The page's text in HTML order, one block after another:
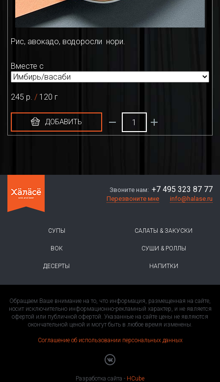
Рис, авокадо, водоросли нори.
Вместе с
245 р. / 120 г
ДОБАВИТЬ
СУПЫ САЛАТЫ & ЗАКУСКИ
ВОК СУШИ & РОЛЛЫ
ДЕСЕРТЫ НАПИТКИ
Звоните нам: +7 495 323 87 77
Перезвоните мне info@halase.ru
Обращаем Ваше внимание на то, что информация, размещенная на сайте,
носит исключительно информационно-рекламный характер, и не является
офертой или публичной офертой. Указанные на сайте цены не являются
окончательной ценой и могут быть в любое время изменены.
Соглашение об использовании персональных данных
Разработка сайта - HCube